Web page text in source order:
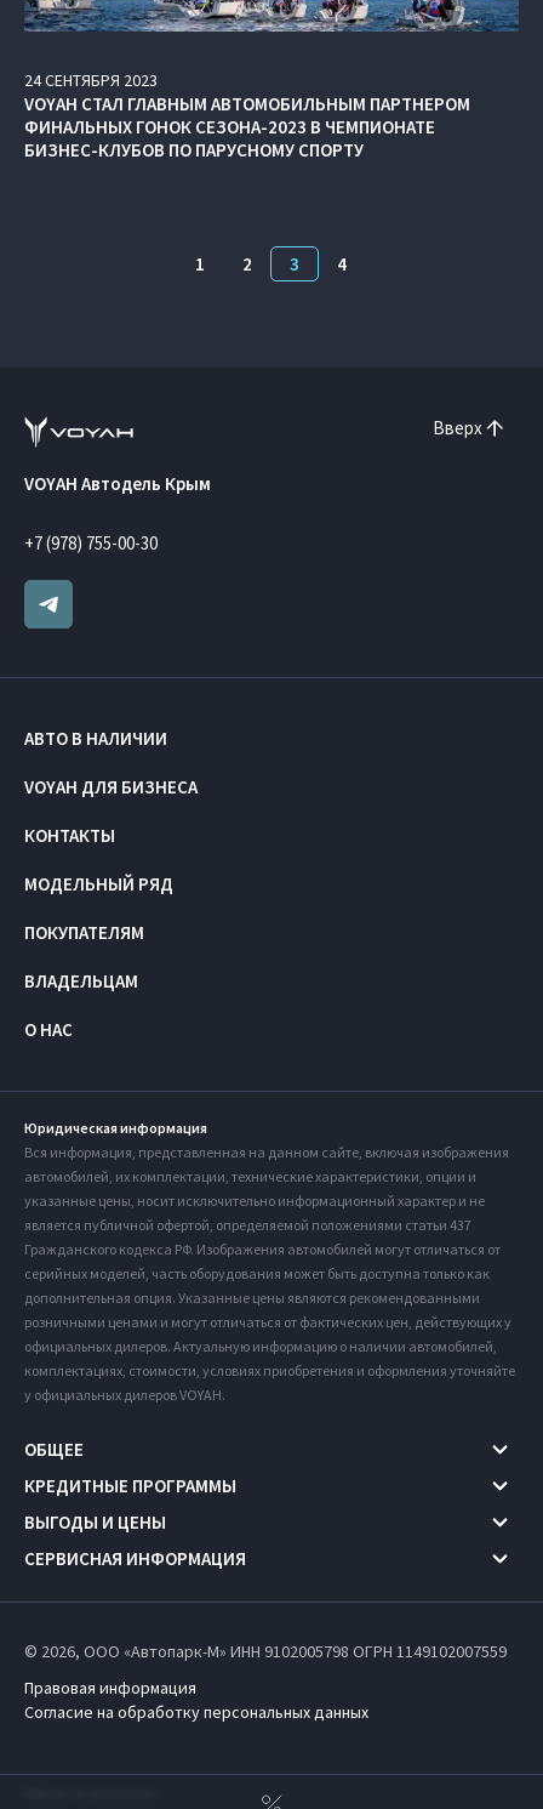
24СЕНТЯБРЯ 2023
VOYAH СТАЛ ГЛАВНЫМ АВТОМОБИЛЬНЫМ ПАРТНЕРОМ
ФИНАЛЬНЫХ ГОНОК СЕЗОНА-2023 В ЧЕМПИОНАТЕ
БИЗНЕС-КЛУБОВ ПО ПАРУСНОМУ СПОРТУ
1 2 3 4
Вверх
VOYAH Автодель Крым
+7 (978) 755-00-30
АВТО В НАЛИЧИИ
VOYAH ДЛЯ БИЗНЕСА
КОНТАКТЫ
МОДЕЛЬНЫЙ РЯД
ПОКУПАТЕЛЯМ
ВЛАДЕЛЬЦАМ
О НАС
Юридическая информация
Вся информация, представленная на данном сайте, включая изображения
автомобилей, их комплектации, технические характеристики, опции и
указанные цены, носит исключительно информационный характер и не
является публичной офертой, определяемой положениями статьи 437
Гражданского кодекса РФ. Изображения автомобилей могут отличаться от
серийных моделей, часть оборудования может быть доступна только как
дополнительная опция. Указанные цены являются рекомендованными
розничными ценами и могут отличаться от фактических цен, действующих у
официальных дилеров. Актуальную информацию о наличии автомобилей,
комплектациях, стоимости, условиях приобретения и оформления уточняйте
у официальных дилеров VOYAH.
ОБЩЕЕ
КРЕДИТНЫЕ ПРОГРАММЫ
ВЫГОДЫ И ЦЕНЫ
СЕРВИСНАЯ ИНФОРМАЦИЯ
© 2026, ООО «Автопарк-М» ИНН 9102005798 ОГРН 1149102007559
Правовая информация
Согласие на обработку персональных данных